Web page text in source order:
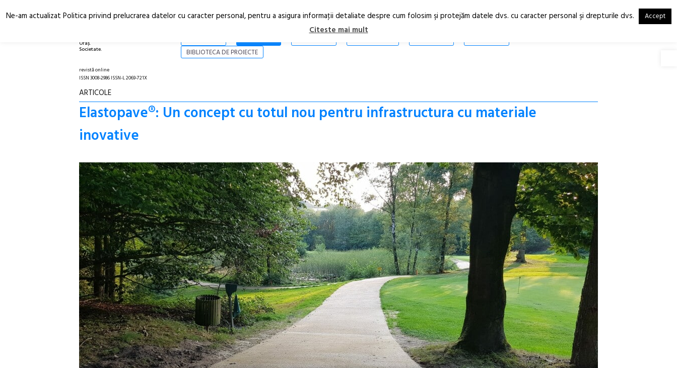
Oraș.
Societate.
RO
EN
ARTICOLE
BIBLIOTECA DE PROIECTE
revistă online
ISSN 3008-2986 ISSN-L 2069-721X
ARTICOLE
Elastopave®: Un concept cu totul nou pentru infrastructura cu materiale
inovative
Ne-am actualizat Politica privind prelucrarea datelor cu caracter personal, pentru a asigura informaţii detaliate despre cum folosim şi protejăm datele dvs. cu caracter personal şi drepturile dvs. Accept
Citeste mai mult